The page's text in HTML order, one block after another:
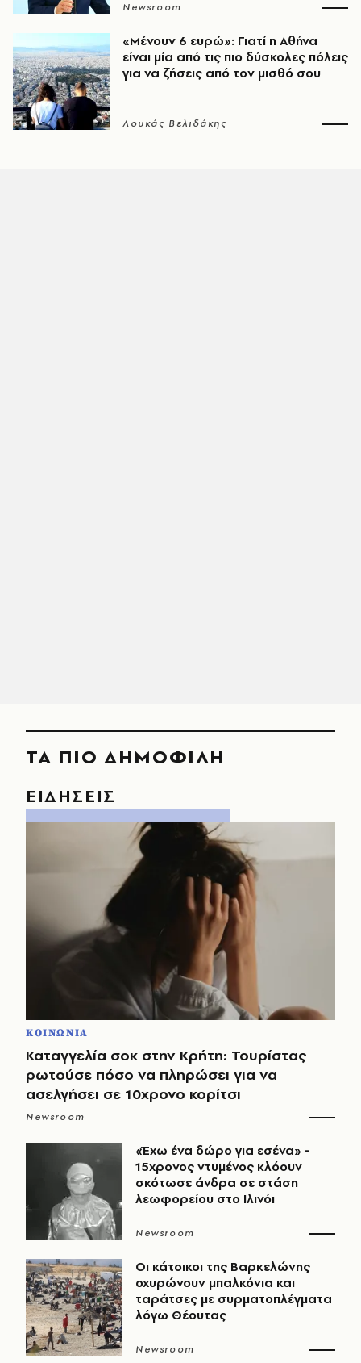
Newsroom
«Μένουν 6 ευρώ»: Γιατί η Αθήνα
είναι μία από τις πιο δύσκολες πόλεις
για να ζήσεις από τον μισθό σου
Λουκάς Βελιδάκης
ΤΑ ΠΙΟ ΔΗΜΟΦΙΛΗ
ΕΙΔΗΣΕΙΣ
ΚΟΙΝΩΝΙΑ
Καταγγελία σοκ στην Κρήτη: Τουρίστας
ρωτούσε πόσο να πληρώσει για να
ασελγήσει σε 10χρονο κορίτσι
Newsroom
«Έχω ένα δώρο για εσένα» -
15χρονος ντυμένος κλόουν
σκότωσε άνδρα σε στάση
λεωφορείου στο Ιλινόι
Newsroom
Οι κάτοικοι της Βαρκελώνης
οχυρώνουν μπαλκόνια και
ταράτσες με συρματοπλέγματα
λόγω Θέουτας
Newsroom